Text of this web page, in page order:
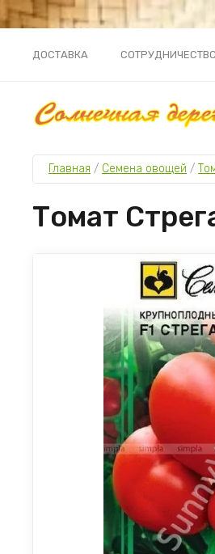
ДОСТАВКА СОТРУДНИЧЕСТВО
Главная / Семена овощей /
Томат